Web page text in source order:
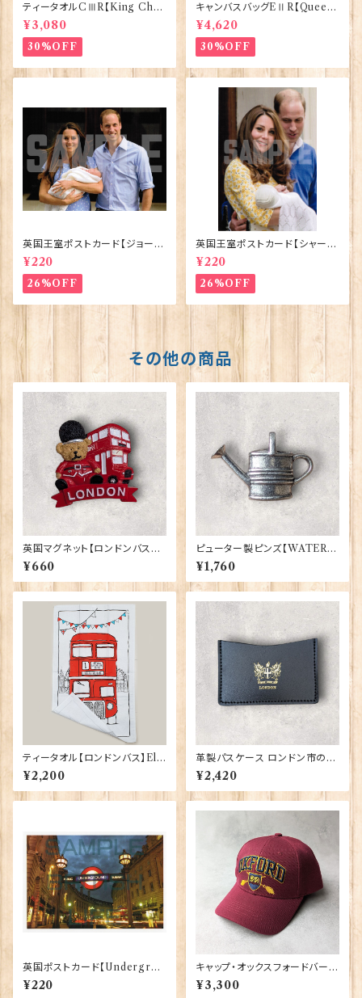
ティータオルCⅢR【King Char
lesⅢ Coronation】Victoria
Eggs 50129
¥3,080
30%OFF
キャンバスバッグEⅡR【Queen
ElizabethⅡ Commemorativ
e】Victoria Eggs 90332
¥4,620
30%OFF
英国王室ポストカード【ジョージ
王子ご誕生】Pageantry Post
card 90183-JEF100
¥220
26%OFF
英国王室ポストカード【シャーロ
ット王女2】Pageantry Postca
rd 90183-JEF202
¥220
26%OFF
その他の商品
英国マグネット【ロンドンバスベ
ア】A&S Gifts 90030
¥660
ピューター製ピンズ【WATERI
NG CAN】Cadogan 90166-
XWTP165
¥1,760
ティータオル【ロンドンバス】Elg
ate Products 50001-S（702
71）
¥2,200
革製パスケース ロンドン市の紋
章入り【Black】R.C.Brady 90
381-Black
¥2,420
英国ポストカード【Undergrou
nd - London】Jadges 90339
-09
¥220
キャップ・オックスフォードバーガ
ンディ 00189
¥3,300